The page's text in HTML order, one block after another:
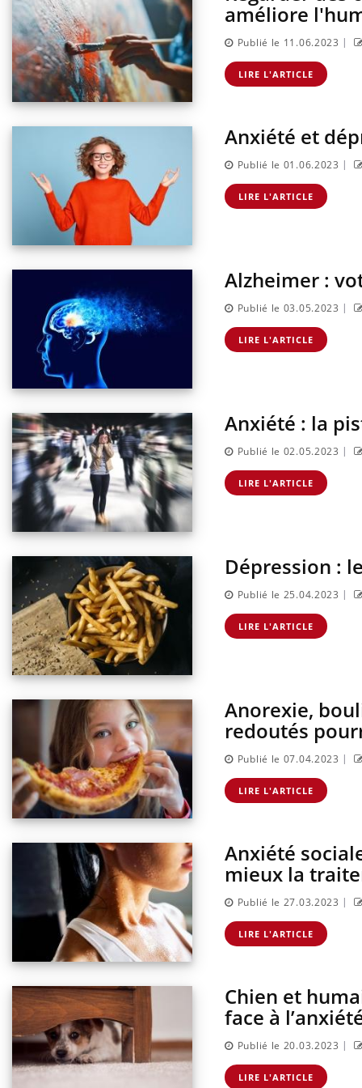
améliore
Publié le 11.06.2023 |
LIRE L'ARTICLE
Anxiété et
Publié le 01.06.2023 |
LIRE L'ARTICLE
Alzheimer :
Publié le 03.05.2023 |
LIRE L'ARTICLE
Anxiété : la
Publié le 02.05.2023 |
LIRE L'ARTICLE
Dépression :
Publié le 25.04.2023 |
LIRE L'ARTICLE
Anorexie,
redoutés
Publié le 07.04.2023 |
LIRE L'ARTICLE
Anxiété
mieux la
Publié le 27.03.2023 |
LIRE L'ARTICLE
Chien et
face à
Publié le 20.03.2023 |
LIRE L'ARTICLE